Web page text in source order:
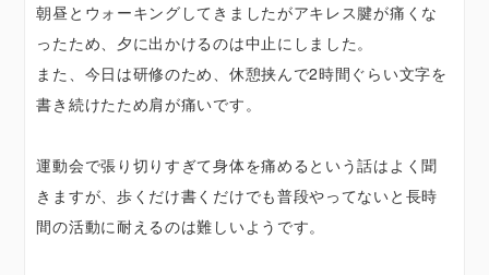
朝昼とウォーキングしてきましたがアキレス腱が痛くな
ったため、夕に出かけるのは中止にしました。
また、今日は研修のため、休憩挟んで2時間ぐらい文字を
書き続けたため肩が痛いです。
運動会で張り切りすぎて身体を痛めるという話はよく聞
きますが、歩くだけ書くだけでも普段やってないと長時
間の活動に耐えるのは難しいようです。